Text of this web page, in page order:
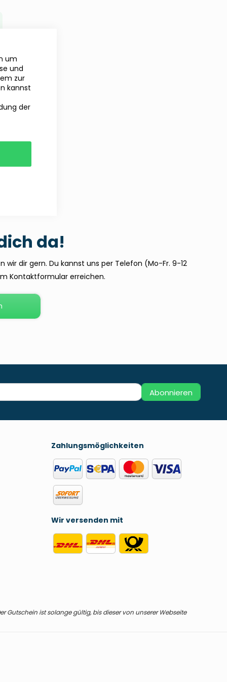
da!
wir dir gern. Du kannst uns per Telefon (Mo-Fr. 9-12
Kontaktformular erreichen.
Abonnieren
Zahlungsmöglichkeiten
Wir versenden mit
Gutschein ist solange gültig, bis dieser von unserer Webseite
um
und
zur
kannst
der